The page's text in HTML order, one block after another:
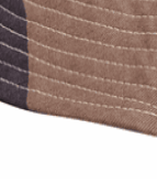
Εξαντλημένο